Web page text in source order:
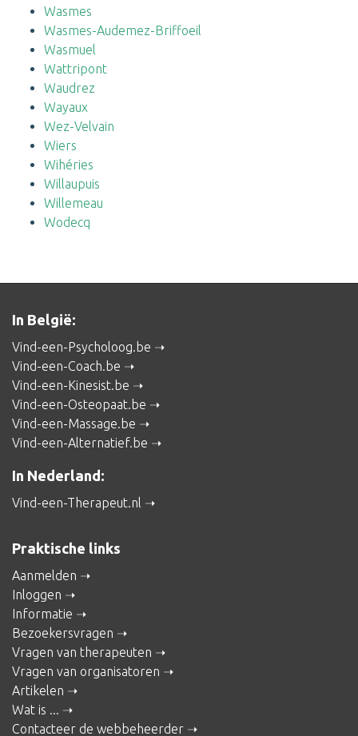
Wasmes
Wasmes-Audemez-Briffoeil
Wasmuel
Wattripont
Waudrez
Wayaux
Wez-Velvain
Wiers
Wihéries
Willaupuis
Willemeau
Wodecq
In België:
Vind-een-Psycholoog.be
Vind-een-Coach.be
Vind-een-Kinesist.be
Vind-een-Osteopaat.be
Vind-een-Massage.be
Vind-een-Alternatief.be
In Nederland:
Vind-een-Therapeut.nl
Praktische links
Aanmelden
Inloggen
Informatie
Bezoekersvragen
Vragen van therapeuten
Vragen van organisatoren
Artikelen
Wat is ...
Contacteer de webbeheerder